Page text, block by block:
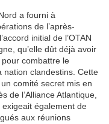
a fourni à
de l’après-
initial de l’OTAN
qu’elle dût déjà avoir
combattre le
nation clandestins. Cette
comité secret mis en
de l’Alliance Atlantique,
exigeait également de
aux réunions